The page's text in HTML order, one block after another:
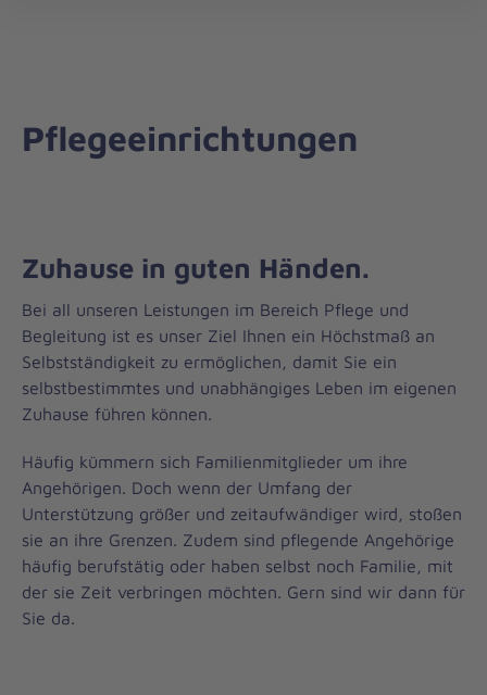
Pflegeeinrichtungen
Zuhause in guten Händen.
Bei all unseren Leistungen im Bereich Pflege und
Begleitung ist es unser Ziel Ihnen ein Höchstmaß an
Selbstständigkeit zu ermöglichen, damit Sie ein
selbstbestimmtes und unabhängiges Leben im eigenen
Zuhause führen können.
Häufig kümmern sich Familienmitglieder um ihre
Angehörigen. Doch wenn der Umfang der
Unterstützung größer und zeitaufwändiger wird, stoßen
sie an ihre Grenzen. Zudem sind pflegende Angehörige
häufig berufstätig oder haben selbst noch Familie, mit
der sie Zeit verbringen möchten. Gern sind wir dann für
Sie da.